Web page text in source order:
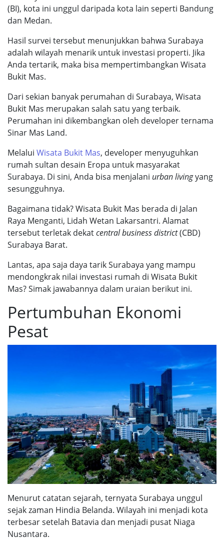
(BI), kota ini unggul daripada kota lain seperti Bandung
dan Medan.
Hasil survei tersebut menunjukkan bahwa Surabaya
adalah wilayah menarik untuk investasi properti. Jika
Anda tertarik, maka bisa mempertimbangkan Wisata
Bukit Mas.
Dari sekian banyak perumahan di Surabaya, Wisata
Bukit Mas merupakan salah satu yang terbaik.
Perumahan ini dikembangkan oleh developer ternama
Sinar Mas Land.
Melalui Wisata Bukit Mas, developer menyuguhkan
rumah sultan desain Eropa untuk masyarakat
Surabaya. Di sini, Anda bisa menjalani urban livingyang
sesungguhnya.
Bagaimana tidak? Wisata Bukit Mas berada di Jalan
Raya Menganti, Lidah Wetan Lakarsantri. Alamat
tersebut terletak dekatcentral business district(CBD)
Surabaya Barat.
Lantas, apa saja daya tarik Surabaya yang mampu
mendongkrak nilai investasi rumah di Wisata Bukit
Mas? Simak jawabannya dalam uraian berikut ini.
Pertumbuhan Ekonomi
Pesat
Menurut catatan sejarah, ternyata Surabaya unggul
sejak zaman Hindia Belanda. Wilayah ini menjadi kota
terbesar setelah Batavia dan menjadi pusat Niaga
Nusantara.